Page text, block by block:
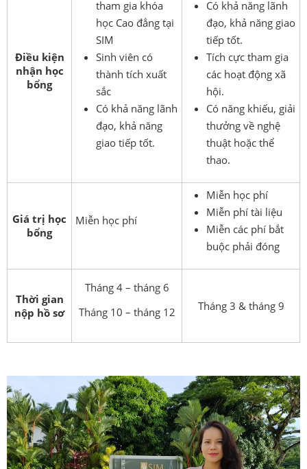
Điều kiện
nhận học
bổng
tham gia khóa
học Cao đẳng tại
SIM
Sinh viên có
thành tích xuất
sắc
Có khả năng lãnh
đạo, khả năng
giao tiếp tốt.
Có khả năng lãnh
đạo, khả năng giao
tiếp tốt.
Tích cực tham gia
các hoạt động xã
hội.
Có năng khiếu, giải
thưởng về nghệ
thuật hoặc thể
thao.
Giá trị học
bổng
Miễn học phí
Miễn học phí
Miễn phí tài liệu
Miễn các phí bắt
buộc phải đóng
Thời gian
nộp hồ sơ
Tháng 4 – tháng 6
Tháng 10 – tháng 12
Tháng 3 & tháng 9